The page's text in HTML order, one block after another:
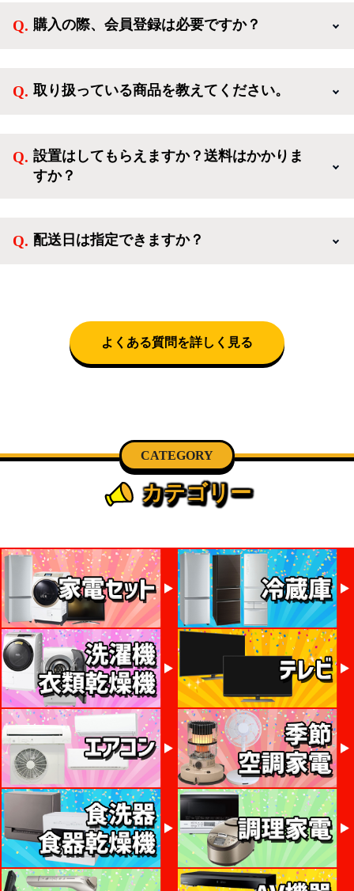
購入の際、会員登録は必要ですか？
方、登録しなくてもカートに商品を入れた後、ログイ
取り扱っている商品を教えてください。
活を応援するような家電セットから、季節・空調家
電、調理家電、生活家電まで、幅広く中古家電を取り
設置はしてもらえますか？送料はかかりま
すか？
神奈川・千葉)において自社配送を選択いただくこと
配送日は指定できますか？
話にて日時決定に関するご連絡をさせて頂きます。
よくある質問を詳しく見る
CATEGORY
カテゴリー